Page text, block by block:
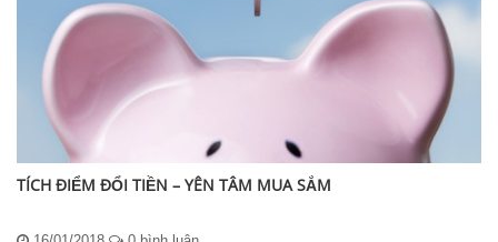
TÍCH ĐIỂM ĐỔI TIỀN – YÊN TÂM MUA SẮM